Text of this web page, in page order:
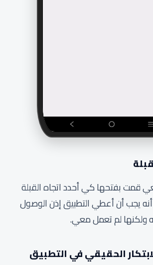
قمت بفتحها كي أحدد اتجاه القبلة
يجب أن أعطي التطبيق إذن الوصول
ولكنها لم تعمل معي.
الحقيقي في التطبيق